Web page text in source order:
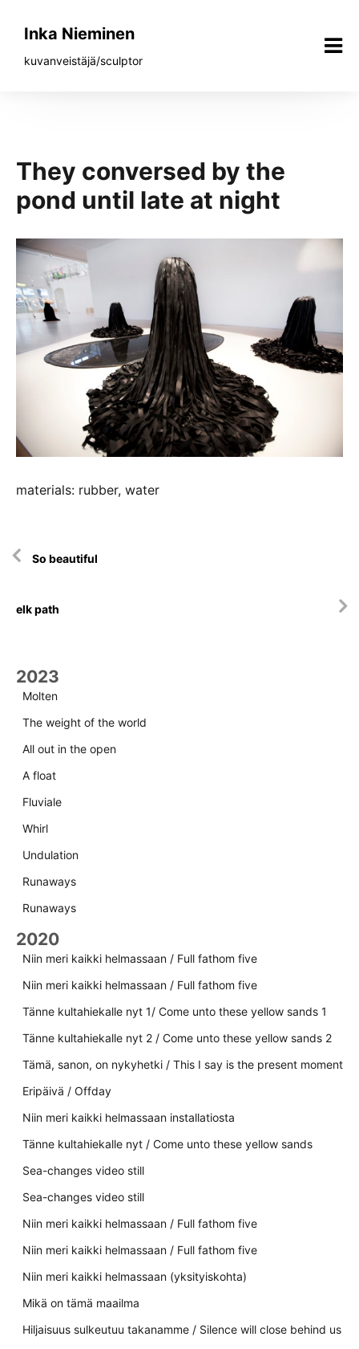
sisältöönInka Nieminen
kuvanveistäjä/sculptor
They conversed by the
pond until late at night
materials: rubber, water
selausSo beautiful
elk path
2023
Molten
The weight of the world
All out in the open
A float
Fluviale
Whirl
Undulation
Runaways
Runaways
2020
Niin meri kaikki helmassaan / Full fathom five
Niin meri kaikki helmassaan / Full fathom five
Tänne kultahiekalle nyt 1/ Come unto these yellow sands 1
Tänne kultahiekalle nyt 2 / Come unto these yellow sands 2
Tämä, sanon, on nykyhetki / This I say is the present moment
Eripäivä / Offday
Niin meri kaikki helmassaan installatiosta
Tänne kultahiekalle nyt / Come unto these yellow sands
Sea-changes video still
Sea-changes video still
Niin meri kaikki helmassaan / Full fathom five
Niin meri kaikki helmassaan / Full fathom five
Niin meri kaikki helmassaan (yksityiskohta)
Mikä on tämä maailma
Hiljaisuus sulkeutuu takanamme / Silence will close behind us